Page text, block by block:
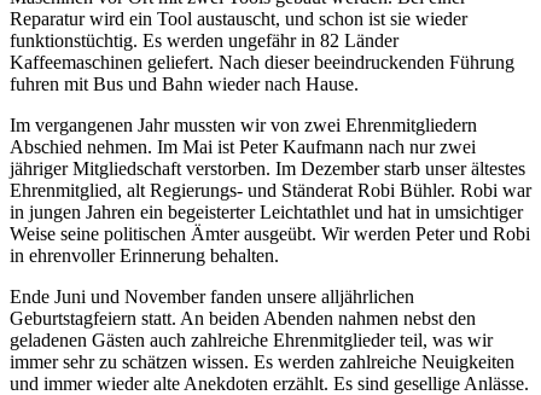
Reparatur wird ein Tool austauscht, und schon ist sie wieder
funktionstüchtig. Es werden ungefähr in 82 Länder
Kaffeemaschinen geliefert. Nach dieser beeindruckenden Führung
fuhren mit Bus und Bahn wieder nach Hause.
Im vergangenen Jahr mussten wir von zwei Ehrenmitgliedern
Abschied nehmen. Im Mai ist Peter Kaufmann nach nur zwei
jähriger Mitgliedschaft verstorben. Im Dezember starb unser ältestes
Ehrenmitglied, alt Regierungs- und Ständerat Robi Bühler. Robi war
in jungen Jahren ein begeisterter Leichtathlet und hat in umsichtiger
Weise seine politischen Ämter ausgeübt. Wir werden Peter und Robi
in ehrenvoller Erinnerung behalten.
Ende Juni und November fanden unsere alljährlichen
Geburtstagfeiern statt. An beiden Abenden nahmen nebst den
geladenen Gästen auch zahlreiche Ehrenmitglieder teil, was wir
immer sehr zu schätzen wissen. Es werden zahlreiche Neuigkeiten
und immer wieder alte Anekdoten erzählt. Es sind gesellige Anlässe.